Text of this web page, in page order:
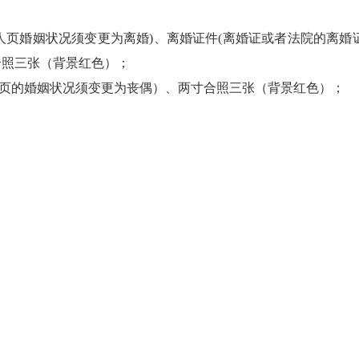
婚姻状况须变更为离婚)、离婚证件(离婚证或者法院的离婚
三张（背景红色）；
婚姻状况须变更为丧偶）、两寸合照三张（背景红色）；